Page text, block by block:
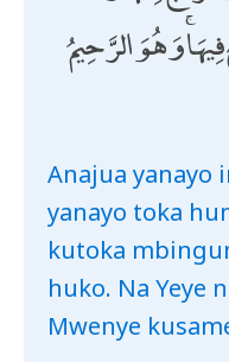
وَهُوَ الرَّحِيمُ
Anajua yanayo
yanayo toka
kutoka
huko. Na Yeye
Mwenye